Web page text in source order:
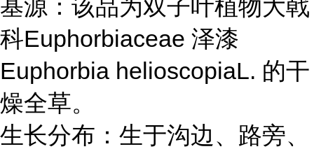
基源：该品为双子叶植物大戟
科Euphorbiaceae 泽漆
Euphorbia helioscopiaL. 的干
燥全草。
生长分布：生于沟边、路旁、